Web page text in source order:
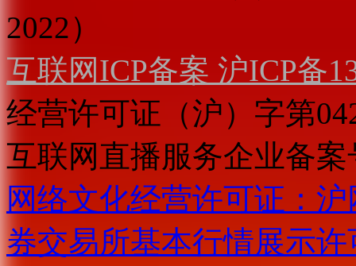
2022）
互联网ICP备案 沪ICP备
经营许可证（沪）字第
互联网直播服务企业备案
网络文化经营许可证：
券交易所基本行情展示许